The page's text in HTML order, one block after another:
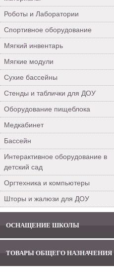
Роботы и Лаборатории
Спортивное оборудование
Мягкий инвентарь
Мягкие модули
Сухие бассейны
Стенды и таблички для ДОУ
Оборудование пищеблока
Медкабинет
Бассейн
Интерактивное оборудование в
детский сад
Оргтехника и компьютеры
Шторы и жалюзи для ДОУ
ОСНАЩЕНИЕ ШКОЛЫ
ТОВАРЫ ОБЩЕГО НАЗНАЧЕНИЯ